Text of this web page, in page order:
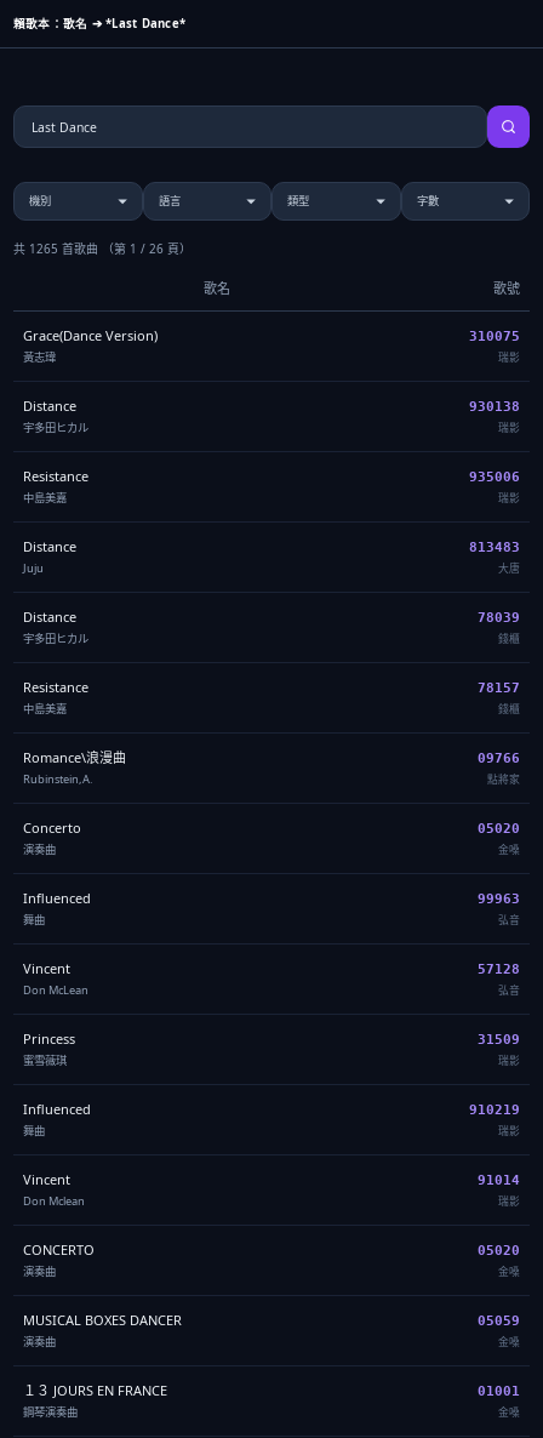
賴歌本：歌名 ➔ *Last Dance*
共 1265 首歌曲 （第 1 / 26 頁）
歌名 歌號
Grace(Dance Version)
黃志瑋
310075
瑞影
Distance
宇多田ヒカル
930138
瑞影
Resistance
中島美嘉
935006
瑞影
Distance
Juju
813483
大唐
Distance
宇多田ヒカル
78039
錢櫃
Resistance
中島美嘉
78157
錢櫃
Romance\浪漫曲
Rubinstein,A.
09766
點將家
Concerto
演奏曲
05020
金嗓
Influenced
舞曲
99963
弘音
Vincent
Don McLean
57128
弘音
Princess
蜜雪薇琪
31509
瑞影
Influenced
舞曲
910219
瑞影
Vincent
Don Mclean
91014
瑞影
CONCERTO
演奏曲
05020
金嗓
MUSICAL BOXES DANCER
演奏曲
05059
金嗓
１３ JOURS EN FRANCE
鋼琴演奏曲
01001
金嗓